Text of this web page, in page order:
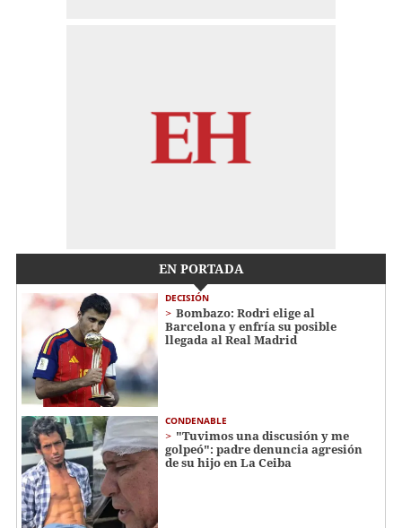
EN PORTADA
DECISIÓN
Bombazo: Rodri elige al
Barcelona y enfría su posible
llegada al Real Madrid
CONDENABLE
"Tuvimos una discusión y me
golpeó": padre denuncia agresión
de su hijo en La Ceiba